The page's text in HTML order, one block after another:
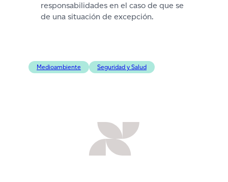
responsabilidades en el caso de que se
de una situación de excepción.
Medioambiente Seguridad y Salud